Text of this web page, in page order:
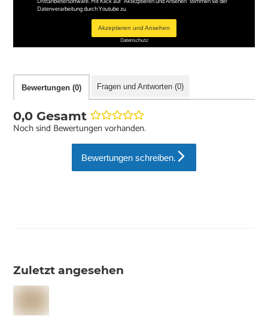
Datenverarbeitung durch Youtube zu.
Akzeptieren und Ansehen
Datenschutz
Bewertungen (0) Fragen und Antworten (0)
0,0 Gesamt
Noch sind Bewertungen vorhanden.
Bewertungen schreiben.
Zuletzt angesehen